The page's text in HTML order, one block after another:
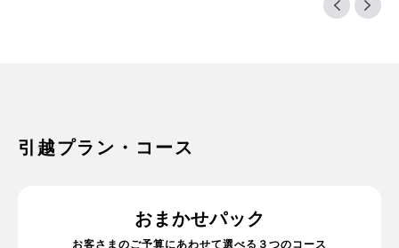
引越プラン・コース
おまかせパック
お客さまのご予算にあわせて選べる３つのコース